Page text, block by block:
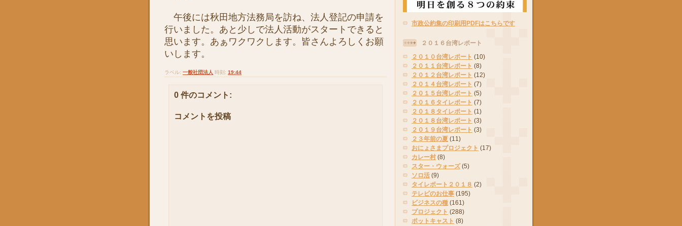
午後には秋田地方法務局を訪ね、法人登記の申請を
行いました。あと少しで法人活動がスタートできると
思います。あぁワクワクします。皆さんよろしくお願
いします。
ラベル: 一般社団法人 時刻: 19:44
0 件のコメント:
コメントを投稿
市政公約集の印刷用PDFはこちらです
２０１６台湾レポート
２０１０台湾レポート (10)
２０１１台湾レポート (8)
２０１２台湾レポート (12)
２０１４台湾レポート (7)
２０１５台湾レポート (5)
２０１６タイレポート (7)
２０１８タイレポート (1)
２０１８台湾レポート (3)
２０１９台湾レポート (3)
２３年前の夏 (11)
おにょさまプロジェクト (17)
カレー村 (8)
スター・ウォーズ (5)
ソロ活 (9)
タイレポート２０１８ (2)
テレビのお仕事 (195)
ビジネスの種 (161)
プロジェクト (288)
ポットキャスト (8)